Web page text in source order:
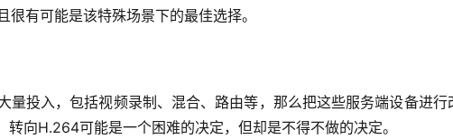
有可能是该特殊场景下的最佳选择。
量投入，包括视频录制、混合、路由等，那么把这些服务端设备进行
向H.264可能是一个困难的决定，但却是不得不做的决定。